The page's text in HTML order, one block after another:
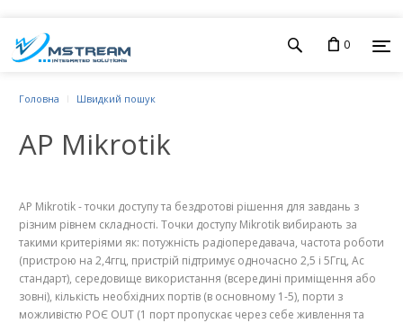
0
Головна Швидкий пошук
AP Mikrotik
AP Mikrotik - точки доступу та бездротові рішення для завдань з
різним рівнем складності. Точки доступу Mikrotik вибирають за
такими критеріями як: потужність радіопередавача, частота роботи
(пристрою на 2,4ггц, пристрій підтримує одночасно 2,5 і 5Ггц, Ас
стандарт), середовище використання (всередині приміщення або
зовні), кількість необхідних портів (в основному 1-5), порти з
можливістю РОЄ OUT (1 порт пропускає через себе живлення та